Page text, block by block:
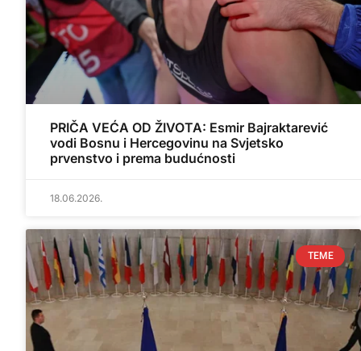
PRIČA VEĆA OD ŽIVOTA: Esmir Bajraktarević
vodi Bosnu i Hercegovinu na Svjetsko
prvenstvo i prema budućnosti
18.06.2026.
TEME